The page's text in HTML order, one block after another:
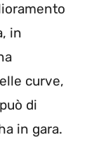
in
curve,
di
in gara.